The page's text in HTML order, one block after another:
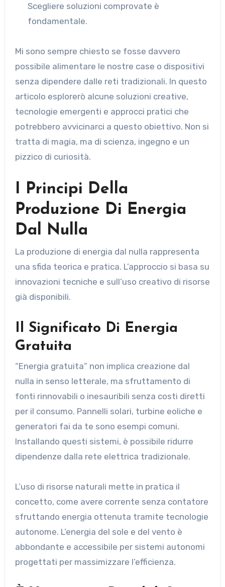
Scegliere soluzioni comprovate è
fondamentale.
Mi sono sempre chiesto se fosse davvero
possibile alimentare le nostre case o dispositivi
senza dipendere dalle reti tradizionali. In questo
articolo esplorerò alcune soluzioni creative,
tecnologie emergenti e approcci pratici che
potrebbero avvicinarci a questo obiettivo. Non si
tratta di magia, ma di scienza, ingegno e un
pizzico di curiosità.
I Principi Della
Produzione Di Energia
Dal Nulla
La produzione di energia dal nulla rappresenta
una sfida teorica e pratica. L’approccio si basa su
innovazioni tecniche e sull’uso creativo di risorse
già disponibili.
Il Significato Di Energia
Gratuita
“Energia gratuita” non implica creazione dal
nulla in senso letterale, ma sfruttamento di
fonti rinnovabili o inesauribili senza costi diretti
per il consumo. Pannelli solari, turbine eoliche e
generatori fai da te sono esempi comuni.
Installando questi sistemi, è possibile ridurre
dipendenze dalla rete elettrica tradizionale.
L’uso di risorse naturali mette in pratica il
concetto, come avere corrente senza contatore
sfruttando energia ottenuta tramite tecnologie
autonome. L’energia del sole e del vento è
abbondante e accessibile per sistemi autonomi
progettati per massimizzare l’efficienza.